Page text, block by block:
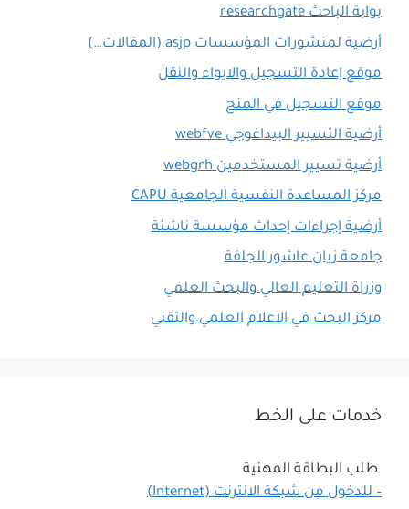
بوابة الباحث researchgate
أرضية لمنشورات المؤسسات asjp (المقالات…)
موقع إعادة التسجيل والايواء والنقل
موقع التسجيل في المنح
أرضية التسيير البيداغوجي webfve
أرضية تسيير المستخدمين webgrh
مركز المساعدة النفسية الجامعية CAPU
أرضية إجراءات إحداث مؤسسة ناشئة
جامعة زيان عاشور الجلفة
وزراة التعليم العالي والبحث العلمي
مركز البحث في الاعلام العلمي والتقني
خدمات على الخط
طلب البطاقة المهنية
– للدخول من شبكة الانترنت (Internet)